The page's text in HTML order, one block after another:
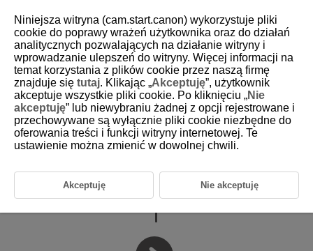
D238-001
Oprogramowanie do tworzenia plików stylu obrazów
Picture Style Editor
Niniejsza witryna (cam.start.canon) wykorzystuje pliki
cookie do poprawy wrażeń użytkownika oraz do działań
analitycznych pozwalających na działanie witryny i
wprowadzanie ulepszeń do witryny. Więcej informacji na
temat korzystania z plików cookie przez naszą firmę
znajduje się tutaj. Klikając „Akceptuję”, użytkownik
akceptuje wszystkie pliki cookie. Po kliknięciu „Nie
akceptuję” lub niewybraniu żadnej z opcji rejestrowane i
przechowywane są wyłącznie pliki cookie niezbędne do
oferowania treści i funkcji witryny internetowej. Te
ustawienie można zmienić w dowolnej chwili.
Akceptuję Nie akceptuję